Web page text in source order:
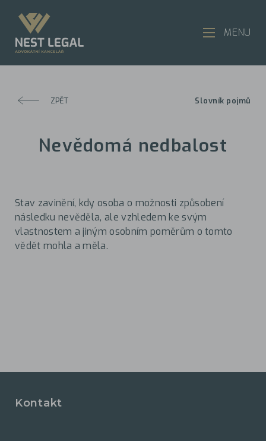
ZPĚT Slovník pojmů
Nevědomá nedbalost
Stav zavinění, kdy osoba o možnosti způsobení
následku nevěděla, ale vzhledem ke svým
vlastnostem a jiným osobním poměrům o tomto
vědět mohla a měla.
Kontakt
MENU